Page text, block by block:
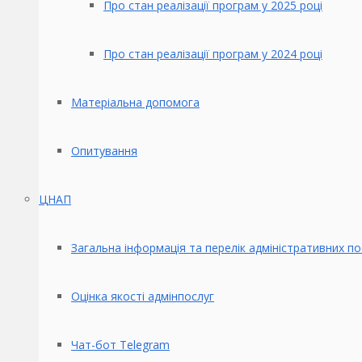
Про стан реалізації програм у 2025 році
Про стан реалізації програм у 2024 році
Матеріальна допомога
Опитування
ЦНАП
Загальна інформація та перелік адміністративних
Оцінка якості адмінпослуг
Чат-бот Telegram